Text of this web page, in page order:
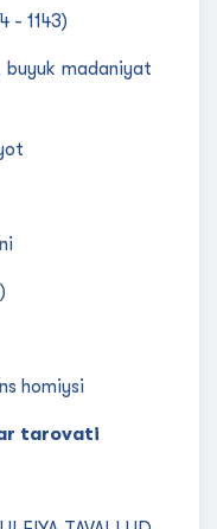
- 1143)
madaniyat
homiysi
tarovati